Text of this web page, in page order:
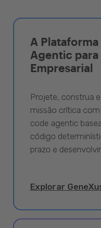
A
Agentic
Empresarial
Projete, construa
missão crítica
code agentic
código
prazo e
Explorar